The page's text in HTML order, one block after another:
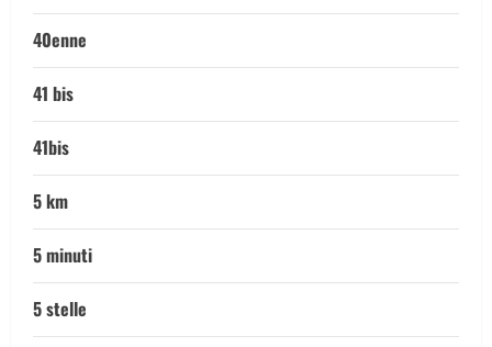
40enne
41 bis
41bis
5 km
5 minuti
5 stelle